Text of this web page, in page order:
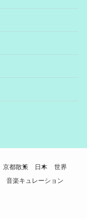
京都散策 日本
世界
音楽キュレーション